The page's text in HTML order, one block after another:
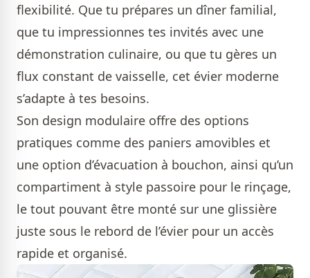
flexibilité. Que tu prépares un dîner familial,
que tu impressionnes tes invités avec une
démonstration culinaire, ou que tu gères un
flux constant de vaisselle, cet évier moderne
s’adapte à tes besoins.
Son design modulaire offre des options
pratiques comme des paniers amovibles et
une option d’évacuation à bouchon, ainsi qu’un
compartiment à style passoire pour le rinçage,
le tout pouvant être monté sur une glissière
juste sous le rebord de l’évier pour un accès
rapide et organisé.